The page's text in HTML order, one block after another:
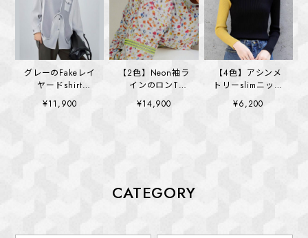
グレーのFakeレイ
ヤードshirt
(kai1321)
¥11,900
【2色】Neon袖ラ
インのロンT
(kai1355)
¥14,900
【4色】アシンメ
トリーslimニット
(kai1400)
¥6,200
CATEGORY